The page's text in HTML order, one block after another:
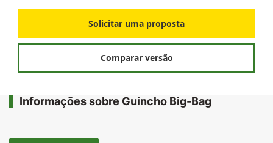
Solicitar uma proposta
Comparar versão
Informações sobre Guincho Big-Bag